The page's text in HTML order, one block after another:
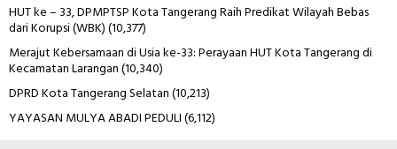
HUT ke – 33, DPMPTSP Kota Tangerang Raih Predikat Wilayah Bebas
dari Korupsi (WBK)(10,377)
Merajut Kebersamaan di Usia ke-33: Perayaan HUT Kota Tangerang di
Kecamatan Larangan(10,340)
DPRD Kota Tangerang Selatan(10,213)
YAYASAN MULYA ABADI PEDULI(6,112)